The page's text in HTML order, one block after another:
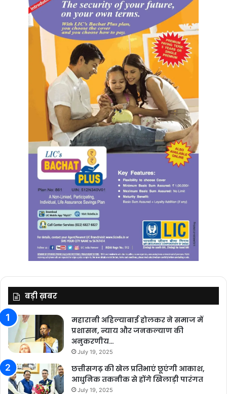
बड़ी ख़बर
महारानी अहिल्याबाई होलकर ने समाज में
प्रशासन, न्याय और जनकल्याण की
अनुकरणीय…
July 19, 2025
छत्तीसगढ़ की खेल प्रतिभाएं छूएंगी आकाश,
आधुनिक तकनीक से होंगे खिलाड़ी पारंगत
July 19, 2025